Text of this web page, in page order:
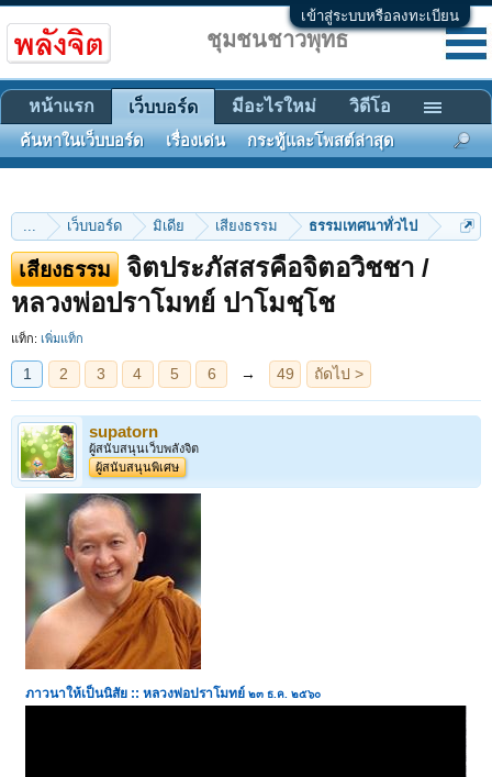
เข้าสู่ระบบหรือลงทะเบียน
... เว็บบอร์ด มิเดีย เสียงธรรม ธรรมเทศนาทั่วไป
เสียงธรรม
จิตประภัสสรคือจิตอวิชชา /
หลวงพ่อปราโมทย์ ปาโมชฺโช
แท็ก: เพิ่มแท็ก
1 2 3 4 5 6 → 49 ถัดไป >
supatorn
ผู้สนับสนุนเว็บพลังจิต
ผู้สนับสนุนพิเศษ
ภาวนาให้เป็นนิสัย :: หลวงพ่อปราโมทย์๒๓ ธ.ค. ๒๕๖๐
ชุมชนชาวพุทธ
หน้าแรก เว็บบอร์ด
ค้นหาในเว็บบอร์ด เรื่องเด่น กระทู้และโพสต์ล่าสุด
มีอะไรใหม่ วิดีโอ